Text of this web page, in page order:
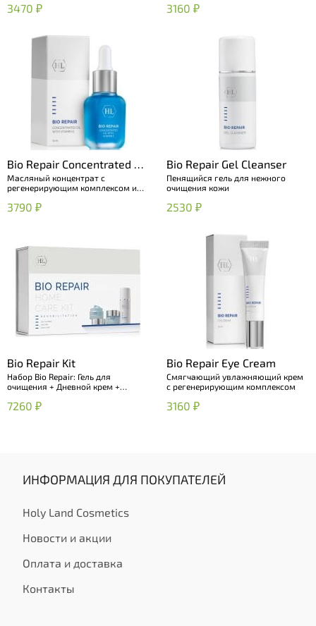
3470 ₽ 3160 ₽
Bio Repair Concentrated Oil
with Vitamin E
Масляный концентрат с
регенерирующим комплексом и
3790 ₽
Bio Repair Gel Cleanser
Пенящийся гель для нежного
очищения кожи
2530 ₽
Bio Repair Kit
Набор Bio Repair: Гель для
очищения + Дневной крем +
7260 ₽
Bio Repair Eye Cream
Смягчающий увлажняющий крем
с регенерирующим комплексом
3160 ₽
ИНФОРМАЦИЯ ДЛЯ ПОКУПАТЕЛЕЙ
Holy Land Cosmetics
Новости и акции
Оплата и доставка
Контакты